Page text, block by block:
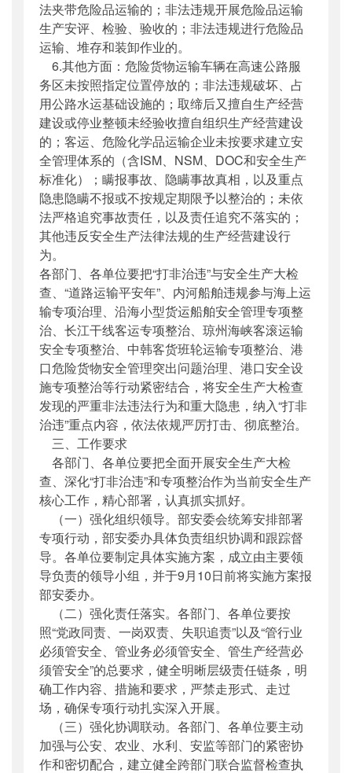
法夹带危险品运输的；非法违规开展危险品运输
生产安评、检验、验收的；非法违规进行危险品
运输、堆存和装卸作业的。
6.其他方面：危险货物运输车辆在高速公路服
务区未按照指定位置停放的；非法违规破坏、占
用公路水运基础设施的；取缔后又擅自生产经营
建设或停业整顿未经验收擅自组织生产经营建设
的；客运、危险化学品运输企业未按要求建立安
全管理体系的（含ISM、NSM、DOC和安全生产
标准化）；瞒报事故、隐瞒事故真相，以及重点
隐患隐瞒不报或不按规定期限予以整治的；未依
法严格追究事故责任，以及责任追究不落实的；
其他违反安全生产法律法规的生产经营建设行
为。
各部门、各单位要把“打非治违”与安全生产大检
查、“道路运输平安年”、内河船舶违规参与海上运
输专项治理、沿海小型货运船舶安全管理专项整
治、长江干线客运专项整治、琼州海峡客滚运输
安全专项整治、中韩客货班轮运输专项整治、港
口危险货物安全管理突出问题治理、港口安全设
施专项整治等行动紧密结合，将安全生产大检查
发现的严重非法违法行为和重大隐患，纳入“打非
治违”重点内容，依法依规严厉打击、彻底整治。
三、工作要求
各部门、各单位要把全面开展安全生产大检
查、深化“打非治违”和专项整治作为当前安全生产
核心工作，精心部署，认真抓实抓好。
（一）强化组织领导。部安委会统筹安排部署
专项行动，部安委办具体负责组织协调和跟踪督
导。各单位要制定具体实施方案，成立由主要领
导负责的领导小组，并于9月10日前将实施方案报
部安委办。
（二）强化责任落实。各部门、各单位要按
照“党政同责、一岗双责、失职追责”以及“管行业
必须管安全、管业务必须管安全、管生产经营必
须管安全”的总要求，健全明晰层级责任链条，明
确工作内容、措施和要求，严禁走形式、走过
场，确保专项行动扎实深入开展。
（三）强化协调联动。各部门、各单位要主动
加强与公安、农业、水利、安监等部门的紧密协
作和密切配合，建立健全跨部门联合监督检查执